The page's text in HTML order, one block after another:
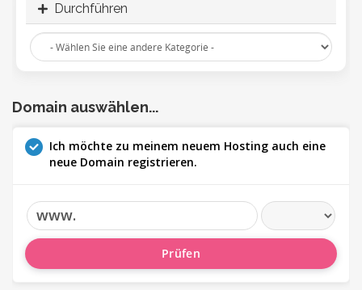
Durchführen
Domain auswählen...
Ich möchte zu meinem neuem Hosting auch eine
neue Domain registrieren.
www.
Prüfen